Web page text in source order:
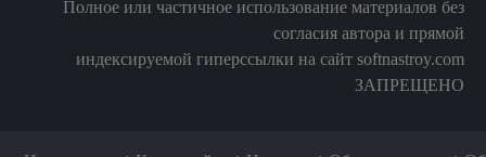
Полное или частичное использование материалов без
согласия автора и прямой
индексируемой гиперссылки на сайт softnastroy.com
ЗАПРЕЩЕНО